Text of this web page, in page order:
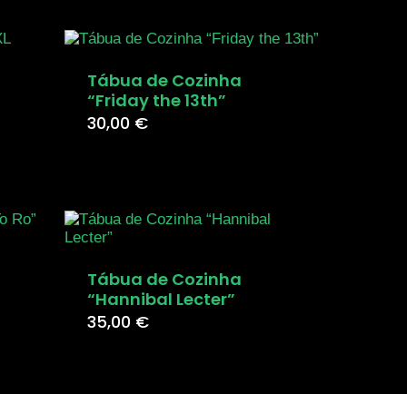
Tábua de Cozinha
“Friday the 13th”
30,00 €
Tábua de Cozinha
“Hannibal Lecter”
35,00 €